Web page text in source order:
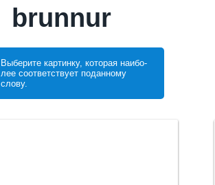
brunnur
Выберите картинку, которая наибо­
лее соответствует поданному
слову.